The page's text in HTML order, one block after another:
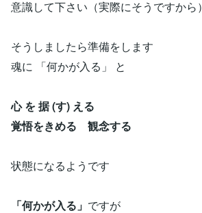
意識して下さい（実際にそうですから）
そうしましたら準備をします
魂に 「何かが入る」 と
心 を 据 (す) える
覚悟をきめる 観念する
状態になるようです
「何かが入る」 ですが